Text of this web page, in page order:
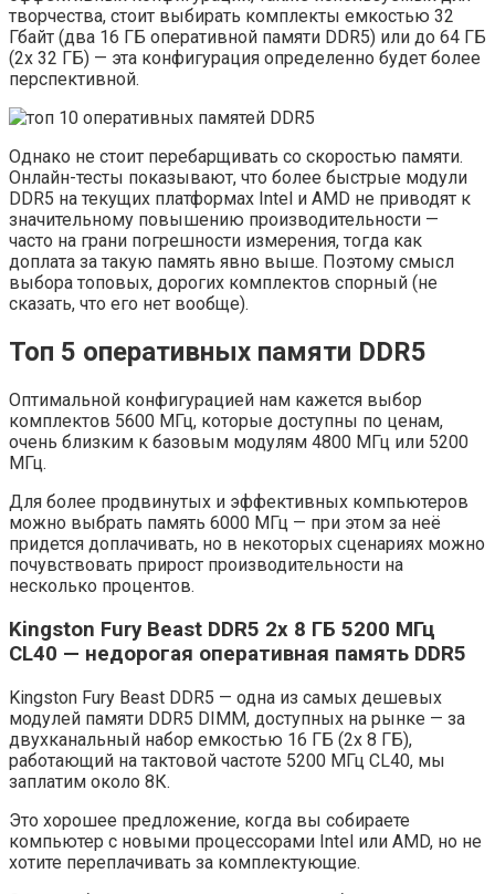
творчества, стоит выбирать комплекты емкостью 32
Гбайт (два 16 ГБ оперативной памяти DDR5) или до 64 ГБ
(2x 32 ГБ) — эта конфигурация определенно будет более
перспективной.
Однако не стоит перебарщивать со скоростью памяти.
Онлайн-тесты показывают, что более быстрые модули
DDR5 на текущих платформах Intel и AMD не приводят к
значительному повышению производительности —
часто на грани погрешности измерения, тогда как
доплата за такую ​​память явно выше. Поэтому смысл
выбора топовых, дорогих комплектов спорный (не
сказать, что его нет вообще).
Топ 5 оперативных памяти DDR5
Оптимальной конфигурацией нам кажется выбор
комплектов 5600 МГц, которые доступны по ценам,
очень близким к базовым модулям 4800 МГц или 5200
МГц.
Для более продвинутых и эффективных компьютеров
можно выбрать память 6000 МГц — при этом за неё
придется доплачивать, но в некоторых сценариях можно
почувствовать прирост производительности на
несколько процентов.
Kingston Fury Beast DDR5 2x 8 ГБ 5200 МГц
CL40 — недорогая оперативная память DDR5
Kingston Fury Beast DDR5 — одна из самых дешевых
модулей памяти DDR5 DIMM, доступных на рынке — за
двухканальный набор емкостью 16 ГБ (2x 8 ГБ),
работающий на тактовой частоте 5200 МГц CL40, мы
заплатим около 8К.
Это хорошее предложение, когда вы собираете
компьютер с новыми процессорами Intel или AMD, но не
хотите переплачивать за комплектующие.